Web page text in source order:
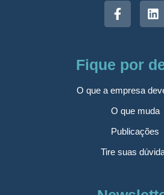
Fique por
O que a empresa
O que muda
Publicações
Tire suas